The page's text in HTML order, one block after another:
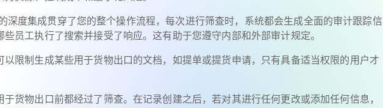
深度集成贯穿了您的整个操作流程，每次进行筛查时，系统都会生成全面的审计跟踪信
些员工执行了搜索并接受了响应。这有助于您遵守内部和外部审计规定。
以限制生成某些用于货物出口的文档，如提单或提货申请，只有具备适当权限的用户才
货物出口前都经过了筛查。在记录创建之后，若对其进行任何更改或添加任何信息，